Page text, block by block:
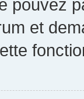
pouvez
et